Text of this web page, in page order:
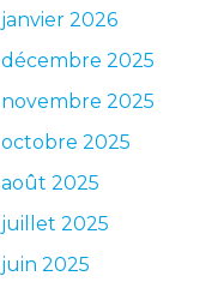
janvier 2026
décembre 2025
novembre 2025
octobre 2025
août 2025
juillet 2025
juin 2025